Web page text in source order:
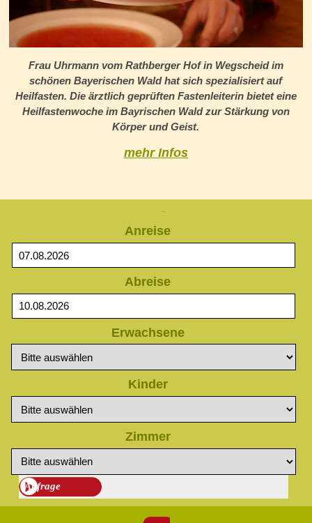
Frau Uhrmann vom Rathberger Hof in Wegscheid im
schönen Bayerischen Wald hat sich spezialisiert auf
Heilfasten. Die ärztlich geprüften Fastenleiterin bietet eine
Heilfastenwoche im Bayrischen Wald zur Stärkung von
Körper und Geist.
mehr Infos
Anreise
Abreise
Erwachsene
Kinder
Zimmer